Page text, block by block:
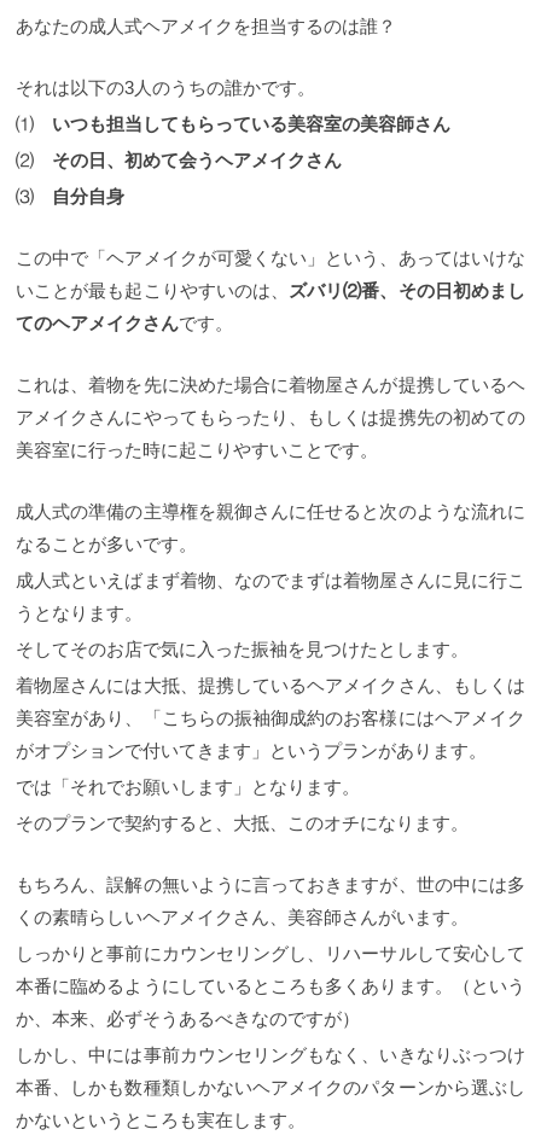
あなたの成人式ヘアメイクを担当するのは誰？
それは以下の3人のうちの誰かです。
⑴ いつも担当してもらっている美容室の美容師さん
⑵ その日、初めて会うヘアメイクさん
⑶
自分自身
この中で「ヘアメイクが可愛くない」という、あってはいけな
いことが最も起こりやすいのは、
ズバリ⑵番、その日初めまし
てのヘアメイクさんです。
これは、着物を先に決めた場合に着物屋さんが提携しているヘ
アメイクさんにやってもらったり、もしくは提携先の初めての
美容室に行った時に起こりやすいことです。
成人式の準備の主導権を親御さんに任せると次のような流れに
なることが多いです。
成人式といえばまず着物、なのでまずは着物屋さんに見に行こ
うとなります。
そしてそのお店で気に入った振袖を見つけたとします。
着物屋さんには大抵、提携しているヘアメイクさん、もしくは
美容室があり、「こちらの振袖御成約のお客様にはヘアメイク
がオプションで付いてきます」というプランがあります。
では「それでお願いします」となります。
そのプランで契約すると、大抵、このオチになります。
もちろん、誤解の無いように言っておきますが、世の中には多
くの素晴らしいヘアメイクさん、美容師さんがいます。
しっかりと事前にカウンセリングし、リハーサルして安心して
本番に臨めるようにしているところも多くあります。（という
か、本来、必ずそうあるべきなのですが）
しかし、中には事前カウンセリングもなく、いきなりぶっつけ
本番、しかも数種類しかないヘアメイクのパターンから選ぶし
かないというところも実在します。